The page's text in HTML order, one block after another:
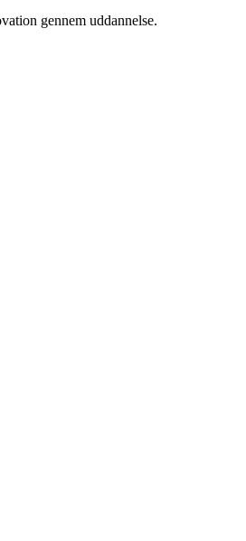
gennem uddannelse.